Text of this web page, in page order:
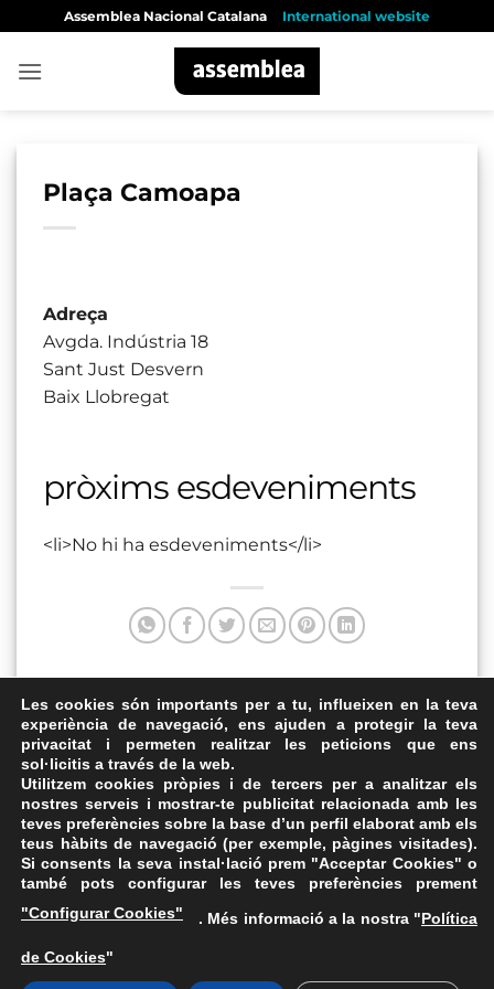
content
Assemblea Nacional Catalana International website
Plaça Camoapa
Adreça
Avgda. Indústria 18
Sant Just Desvern
Baix Llobregat
pròxims esdeveniments
<li>No hi ha esdeveniments</li>
Aquesta entrada va ser publicada a . Marqui com a favorit
elEnllaç permanent.
Hotel CityPark Teatre de l’Aliança
FAQs
ASSEMBLEA NACIONAL CATALANA
Carrer de la Marina, 315, 08025 Barcelona · 93 347 17 14
Les cookies són importants per a tu, influeixen en la teva
experiència de navegació, ens ajuden a protegir la teva
privacitat i permeten realitzar les peticions que ens
sol·licitis a través de la web.
Utilitzem cookies pròpies i de tercers per a analitzar els
nostres serveis i mostrar-te publicitat relacionada amb les
teves preferències sobre la base d’un perfil elaborat amb els
teus hàbits de navegació (per exemple, pàgines visitades).
Si consents la seva instal·lació prem "Acceptar Cookies" o
també pots configurar les teves preferències prement
"Configurar Cookies"
. Més informació a la nostra "Política
de Cookies"